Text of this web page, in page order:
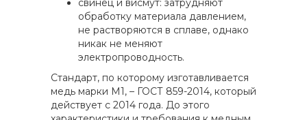
свинец и висмут: затрудняют
обработку материала давлением,
не растворяются в сплаве, однако
никак не меняют
электропроводность.
Стандарт, по которому изготавливается
медь марки М1, – ГОСТ 859-2014, который
действует с 2014 года. До этого